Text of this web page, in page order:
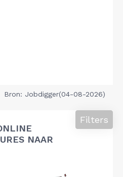
Bron: Jobdigger(04-08-2026)
NAAR
Filters